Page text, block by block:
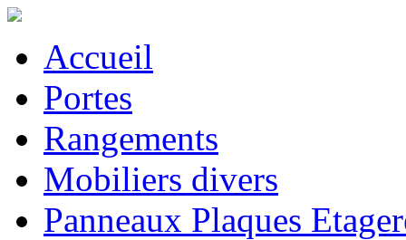
Accueil
Portes
Rangements
Mobiliers divers
Panneaux Plaques